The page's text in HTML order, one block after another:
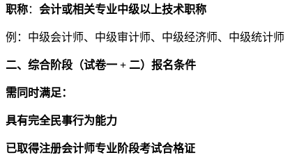
职称： 会计或相关专业中级以上技术职称
例：中级会计师、中级审计师、中级经济师、中级统计师
二、综合阶段（试卷一 + 二）报名条件
需同时满足：
具有完全民事行为能力
已取得注册会计师专业阶段考试合格证